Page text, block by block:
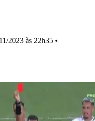
2023 às 22h35 •